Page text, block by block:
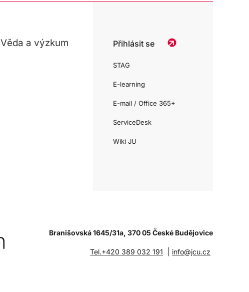
Věda a výzkum Přihlásit se
STAG
E-learning
E-mail / Office 365+
ServiceDesk
Wiki JU
Branišovská 1645/31a, 370 05 České Budějovice
Tel.+420 389 032 191 info@jcu.cz